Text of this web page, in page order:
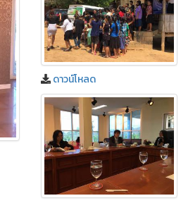
ดาวน์โหลด